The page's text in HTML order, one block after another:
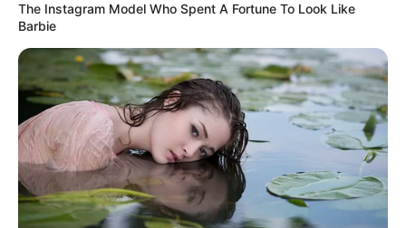
The Instagram Model Who Spent A Fortune To Look Like
Barbie